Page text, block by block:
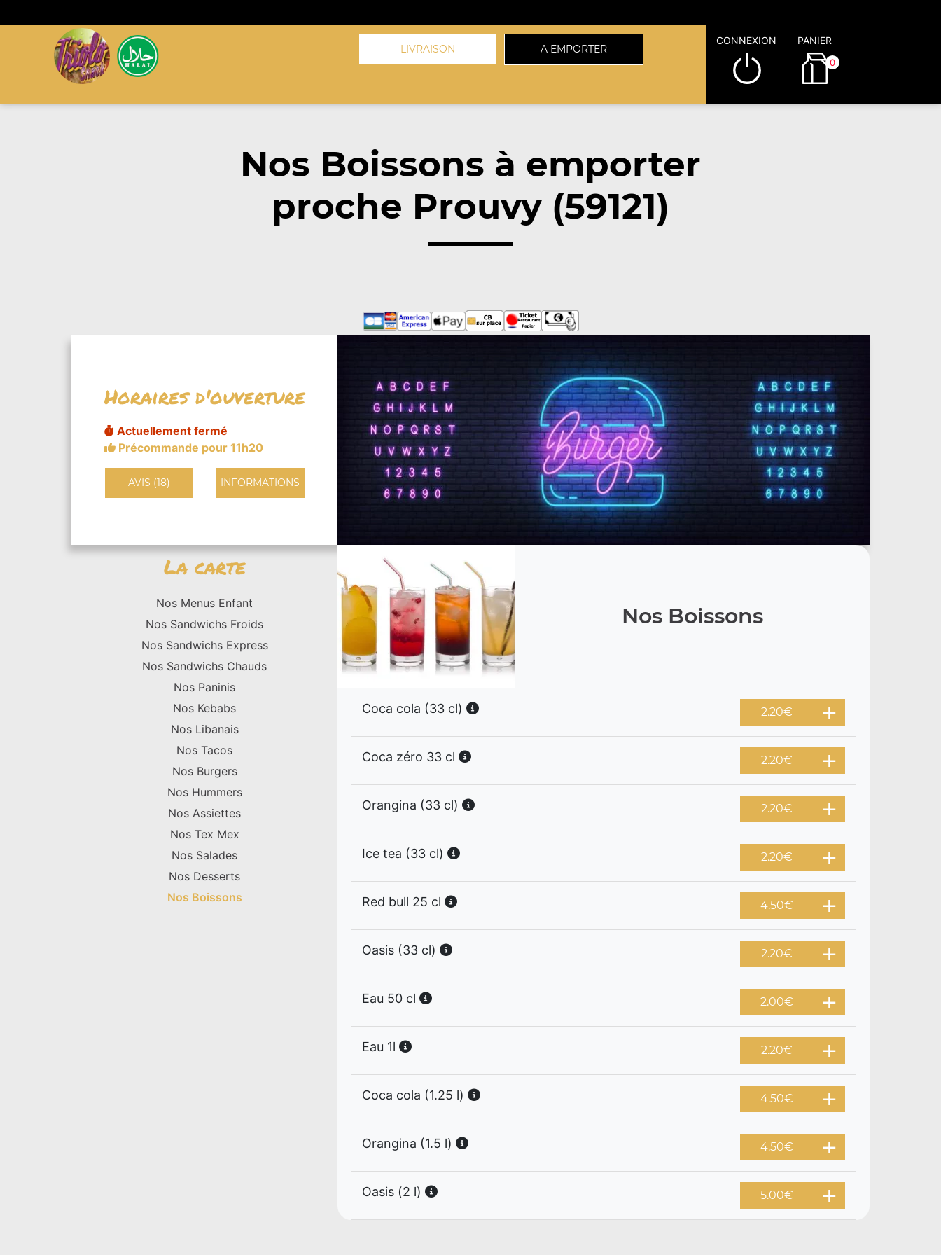
LIVRAISON A EMPORTER
CONNEXION PANIER
0
Nos Boissons à emporter
proche Prouvy (59121)
Horaires d'ouverture
Actuellement fermé
Précommande pour 11h20
AVIS (18) INFORMATIONS
La carte
Nos Menus Enfant
Nos Sandwichs Froids
Nos Sandwichs Express
Nos Sandwichs Chauds
Nos Paninis
Nos Kebabs
Nos Libanais
Nos Tacos
Nos Burgers
Nos Hummers
Nos Assiettes
Nos Tex Mex
Nos Salades
Nos Desserts
Nos Boissons
Nos Boissons
Coca cola (33 cl) 2.20€
Coca zéro 33 cl 2.20€
Orangina (33 cl) 2.20€
Ice tea (33 cl) 2.20€
Red bull 25 cl 4.50€
Oasis (33 cl) 2.20€
Eau 50 cl 2.00€
Eau 1l 2.20€
Coca cola (1.25 l) 4.50€
Orangina (1.5 l) 4.50€
Oasis (2 l) 5.00€